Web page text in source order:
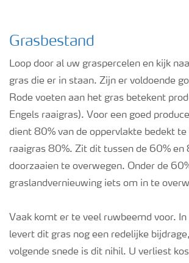
Grasbestand
Loop door al uw graspercelen en kijk
gras die er in staan. Zijn er voldoende
Rode voeten aan het gras betekent
Engels raaigras). Voor een goed
dient 80% van de oppervlakte bedekt
raaigras 80%. Zit dit tussen de 60% en
doorzaaien te overwegen. Onder de
graslandvernieuwing iets om in te
Vaak komt er te veel ruwbeemd voor.
levert dit gras nog een redelijke
volgende snede is dit nihil. U verliest